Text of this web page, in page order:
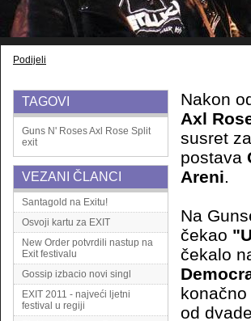
Podijeli
TAGOVI
Guns N' RosesAxl Rose Split
exit
VEZANI ČLANCI
Santagold na Exitu!
Osvoji kartu za EXIT
New Order potvrdili nastup na
Exit festivalu
Gossip izbacio novi singl
EXIT 2011 - najveći ljetni
festival u regiji
Nakon
Axl
susret
postava
Areni.
Na
čekao
čekalo
od